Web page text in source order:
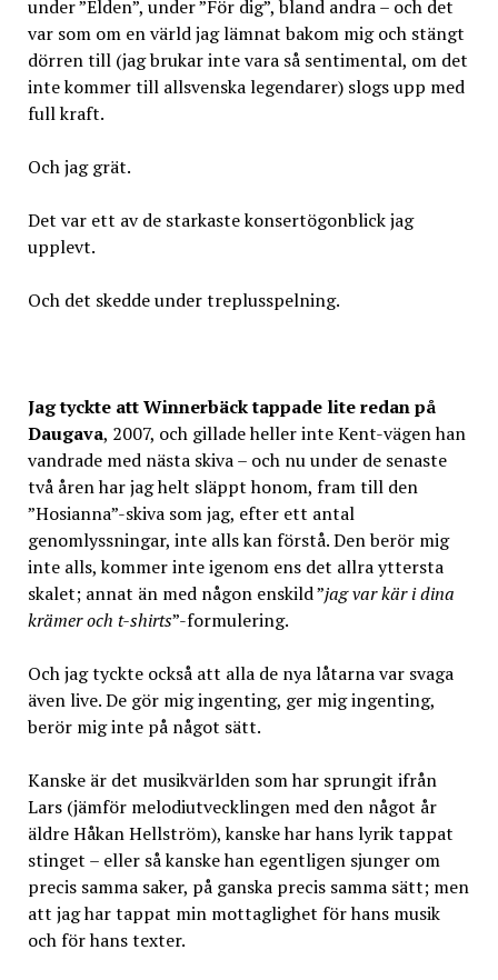
under ”Elden”, under ”För dig”, bland andra – och det
var som om en värld jag lämnat bakom mig och stängt
dörren till (jag brukar inte vara så sentimental, om det
inte kommer till allsvenska legendarer) slogs upp med
full kraft.
Och jag grät.
Det var ett av de starkaste konsertögonblick jag
upplevt.
Och det skedde under treplusspelning.
Jag tyckte att Winnerbäck tappade lite redan på
Daugava, 2007, och gillade heller inte Kent-vägen han
vandrade med nästa skiva – och nu under de senaste
två åren har jag helt släppt honom, fram till den
”Hosianna”-skiva som jag, efter ett antal
genomlyssningar, inte alls kan förstå. Den berör mig
inte alls, kommer inte igenom ens det allra yttersta
skalet; annat än med någon enskild ”jag var kär i dina
krämer och t-shirts”-formulering.
Och jag tyckte också att alla de nya låtarna var svaga
även live. De gör mig ingenting, ger mig ingenting,
berör mig inte på något sätt.
Kanske är det musikvärlden som har sprungit ifrån
Lars (jämför melodiutvecklingen med den något år
äldre Håkan Hellström), kanske har hans lyrik tappat
stinget – eller så kanske han egentligen sjunger om
precis samma saker, på ganska precis samma sätt; men
att jag har tappat min mottaglighet för hans musik
och för hans texter.